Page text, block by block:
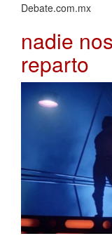
Debate.com.mx
nadie
reparto